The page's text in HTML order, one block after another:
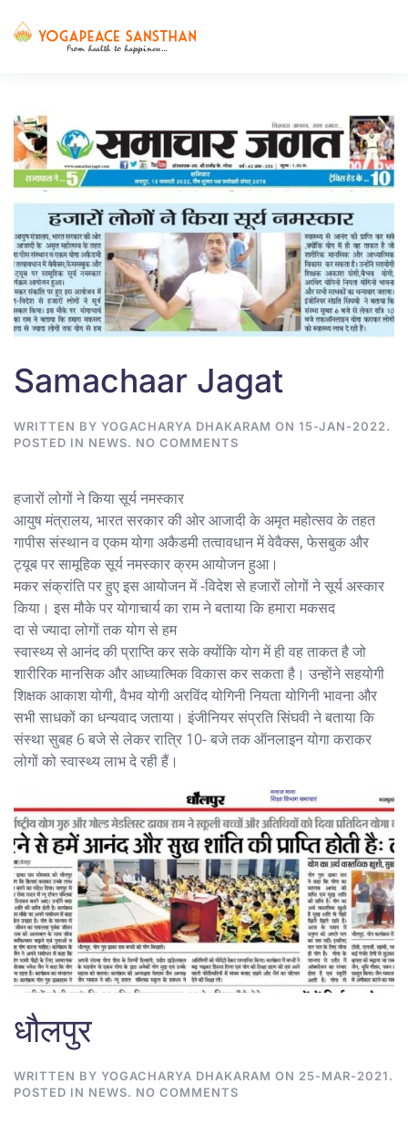
Skip to main content
Samachaar Jagat
WRITTEN BY YOGACHARYA DHAKARAM ON 15-JAN-2022.
POSTED IN NEWS. NO COMMENTS
हजारों लोगों ने किया सूर्य नमस्कार
आयुष मंत्रालय, भारत सरकार की ओर आजादी के अमृत महोत्सव के तहत
गापीस संस्थान व एकम योगा अकैडमी तत्वावधान में वेवैक्स, फेसबुक और
ट्यूब पर सामूहिक सूर्य नमस्कार क्रम आयोजन हुआ।
मकर संक्रांति पर हुए इस आयोजन में -विदेश से हजारों लोगों ने सूर्य अस्कार
किया। इस मौके पर योगाचार्य का राम ने बताया कि हमारा मकसद
दा से ज्यादा लोगों तक योग से हम
स्वास्थ्य से आनंद की प्राप्ति कर सके क्योंकि योग में ही वह ताकत है जो
शारीरिक मानसिक और आध्यात्मिक विकास कर सकता है। उन्होंने सहयोगी
शिक्षक आकाश योगी, वैभव योगी अरविंद योगिनी नियता योगिनी भावना और
सभी साधकों का धन्यवाद जताया। इंजीनियर संप्रति सिंघवी ने बताया कि
संस्था सुबह 6 बजे से लेकर रात्रि 10- बजे तक ऑनलाइन योगा कराकर
लोगों को स्वास्थ्य लाभ दे रही हैं।
धौलपुर
WRITTEN BY YOGACHARYA DHAKARAM ON 25-MAR-2021.
POSTED IN NEWS. NO COMMENTS